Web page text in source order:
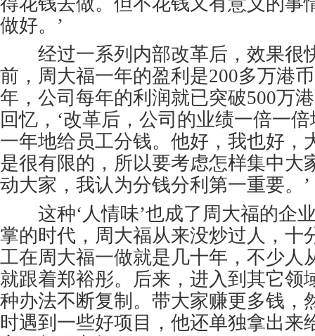
做好。’
经过一系列内部改革后，效果很
前，周大福一年的盈利是200多万港
年，公司每年的利润就已突破500万
回忆，‘改革后，公司的业绩一倍一
一年地给员工分钱。他好，我也好，
是很有限的，所以要考虑怎样集中大
动大家，我认为分钱分利第一重要。’
这种‘人情味’也成了周大福的企
掌的时代，周大福从来没炒过人，十
工在周大福一做就是几十年，不少人
就跟着郑裕彤。后来，进入到其它领
种办法不断复制。带大家赚更多钱，
时遇到一些好项目，他还单独拿出来